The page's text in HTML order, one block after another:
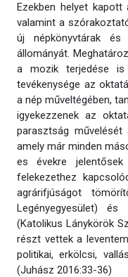
Ezekben helyet
valamint a
új népkönyvtárak
állományát.
a mozik terjedése is
tevékenysége az
a nép műveltégében,
igyekezzenek az
parasztság
amely már minden
es évekre
felekezethez
agrárifjúságot
Legényegyesület)
(Katolikus Lánykörök
részt vettek a
politikai, erkölcsi,
(Juhász 2016:33-36)